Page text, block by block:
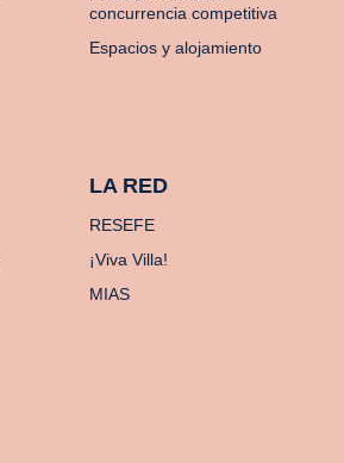
concurrencia competitiva
Espacios y alojamiento
LA RED
RESEFE
¡Viva Villa!
MIAS